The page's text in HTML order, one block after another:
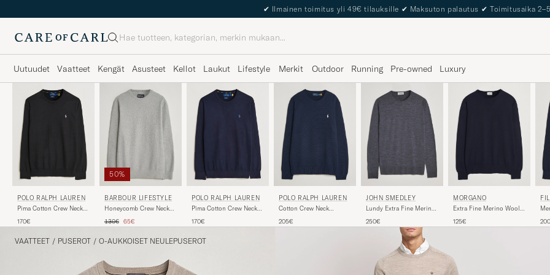
The Care of Carl Passport
Haku
Uutuudet Vaatteet Kengät Asusteet Kellot Laukut Lifestyle Merkit Outdoor Running Pre-owned Luxury
POLO RALPH LAUREN
Pima Cotton Crew Neck
170€
50%
BARBOUR LIFESTYLE
Honeycomb Crew Neck
Tavallinen hinta
130€ Alennettu hinta
65€
POLO RALPH LAUREN
Pima Cotton Crew Neck
170€
POLO RALPH LAUREN
Cotton Crew Neck
205€
JOHN SMEDLEY
Lundy Extra Fine Merino
250€
MORGANO
Extra Fine Merino Wool
125€
VAATTEET / PUSEROT / O-AUKKOISET NEULEPUSEROT